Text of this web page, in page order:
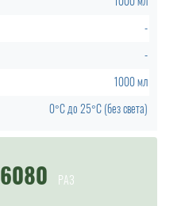
-
-
1000 мл
0°Cдо 25°C (без света)
6080 РАЗ